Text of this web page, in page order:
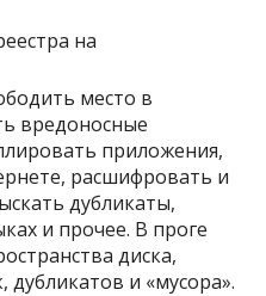
место в
вредоносные
приложения,
расшифровать и
дубликаты,
и прочее. В проге
диска,
дубликатов и «мусора».